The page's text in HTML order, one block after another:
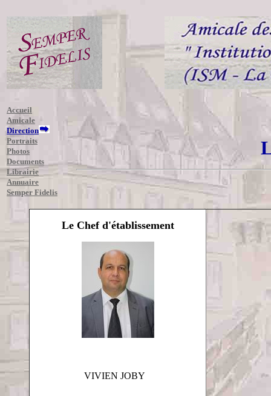
Accueil
Amicale
Direction
Portraits
Photos
Documents
Librairie
Annuaire
Semper Fidelis
La
Le Chef d'établissement
VIVIEN JOBY